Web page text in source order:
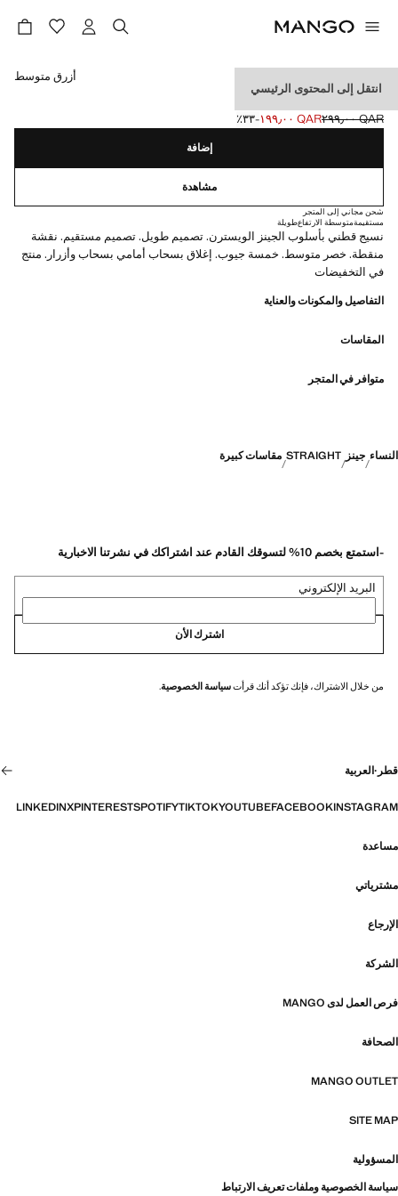
انتقل إلى المحتوى الرئيسي
جينز مستقيم بنقاط بولكا
السعر الأول محذوف [QAR ٢٩٩٫٠٠ ]
QAR ٢٩٩٫٠٠
السعر الحالي [QAR ١٩٩٫٠٠ ]QAR ١٩٩٫٠٠ ؜-٣٣٪؜
حدد اللون
أزرق متوسط
إضافة
مشاهدة
شحن مجاني إلى المتجر
مستقيمةمتوسطة الارتفاعطويلة
نسيج قطني بأسلوب الجينز الويسترن. تصميم طويل. تصميم مستقيم. نقشة
منقطة. خصر متوسط. خمسة جيوب. إغلاق بسحاب أمامي بسحاب وأزرار. منتج
في التخفيضات
التفاصيل والمكونات والعناية
المقاسات
متوافر في المتجر
النساء جينز STRAIGHT مقاسات كبيرة
-استمتع بخصم 10% لتسوقك القادم عند اشتراكك في نشرتنا الاخبارية
البريد الإلكتروني
اشترك الأن
من خلال الاشتراك، فإنك تؤكد أنك قرأتسياسة الخصوصية.
قطر ·العربية
INSTAGRAM
FACEBOOK
YOUTUBE
TIKTOK
SPOTIFY
PINTEREST
X
LINKEDIN
مساعدة
مشترياتي
الإرجاع
الشركة
فرص العمل لدى MANGO
الصحافة
MANGO OUTLET
SITE MAP
المسؤولية
سياسة الخصوصية وملفات تعريف الارتباط